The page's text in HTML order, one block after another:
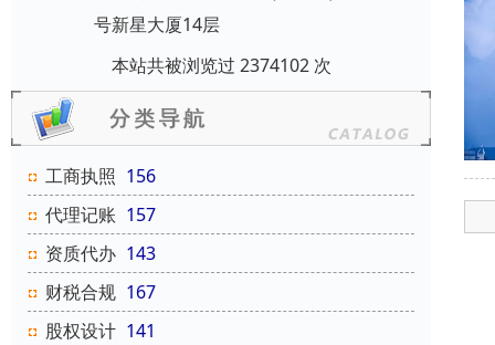
号新星大厦14层
本站共被浏览过 2374102 次
工商执照 156
代理记账 157
资质代办 143
财税合规 167
股权设计 141